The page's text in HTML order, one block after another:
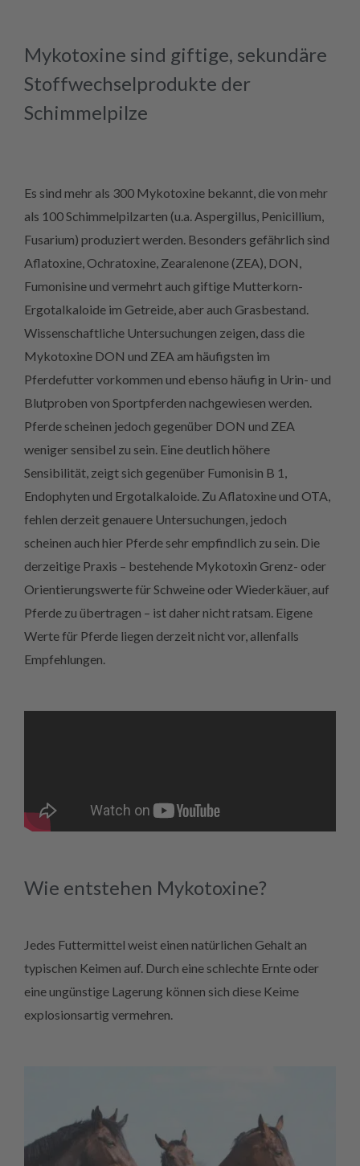
Mykotoxine sind giftige, sekundäre
Stoffwechselprodukte der
Schimmelpilze
Es sind mehr als 300 Mykotoxine bekannt, die von mehr
als 100 Schimmelpilzarten (u.a. Aspergillus, Penicillium,
Fusarium) produziert werden. Besonders gefährlich sind
Aflatoxine, Ochratoxine, Zearalenone (ZEA), DON,
Fumonisine und vermehrt auch giftige Mutterkorn-
Ergotalkaloide im Getreide, aber auch Grasbestand.
Wissenschaftliche Untersuchungen zeigen, dass die
Mykotoxine DON und ZEA am häufigsten im
Pferdefutter vorkommen und ebenso häufig in Urin- und
Blutproben von Sportpferden nachgewiesen werden.
Pferde scheinen jedoch gegenüber DON und ZEA
weniger sensibel zu sein. Eine deutlich höhere
Sensibilität, zeigt sich gegenüber Fumonisin B 1,
Endophyten und Ergotalkaloide. Zu Aflatoxine und OTA,
fehlen derzeit genauere Untersuchungen, jedoch
scheinen auch hier Pferde sehr empfindlich zu sein. Die
derzeitige Praxis – bestehende Mykotoxin Grenz- oder
Orientierungswerte für Schweine oder Wiederkäuer, auf
Pferde zu übertragen – ist daher nicht ratsam. Eigene
Werte für Pferde liegen derzeit nicht vor, allenfalls
Empfehlungen.
Wie entstehen Mykotoxine?
Jedes Futtermittel weist einen natürlichen Gehalt an
typischen Keimen auf. Durch eine schlechte Ernte oder
eine ungünstige Lagerung können sich diese Keime
explosionsartig vermehren.